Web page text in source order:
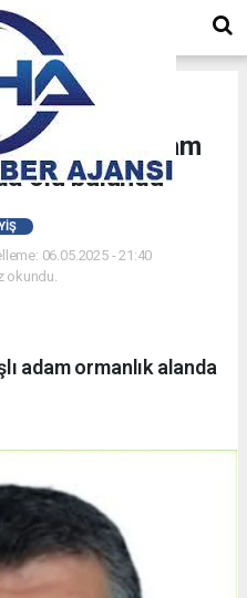
yaşlı adam
ölü bulundu
06.05.2025 - 21:40
okundu.
adam ormanlık alanda